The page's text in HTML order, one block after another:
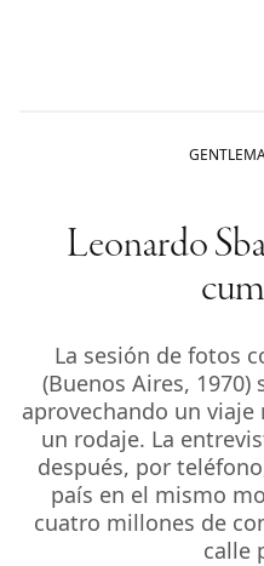
Leonardo
La sesión de fotos
(Buenos Aires, 1970)
aprovechando un
un rodaje. La
después, por
país en el mismo
cuatro millones de
calle